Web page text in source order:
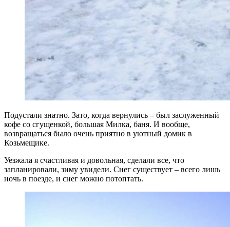
Подустали знатно. Зато, когда вернулись – был заслуженный
кофе со сгущенкой, большая Милка, баня. И вообще,
возвращаться было очень приятно в уютный домик в
Козьмещике.
Уезжала я счастливая и довольная, сделали все, что
запланировали, зиму увидели. Снег существует – всего лишь
ночь в поезде, и снег можно потоптать.